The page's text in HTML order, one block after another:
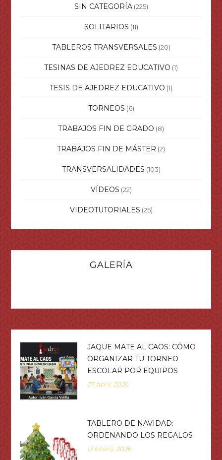
SIN CATEGORÍA(225)
SOLITARIOS (11)
TABLEROS TRANSVERSALES (20)
TESINAS DE AJEDREZ EDUCATIVO (1)
TESIS DE AJEDREZ EDUCATIVO (1)
TORNEOS (6)
TRABAJOS FIN DE GRADO (8)
TRABAJOS FIN DE MÁSTER (2)
TRANSVERSALIDADES (103)
VÍDEOS (22)
VIDEOTUTORIALES (25)
GALERÍA
JAQUE MATE AL CAOS: CÓMO
ORGANIZAR TU TORNEO
ESCOLAR POR EQUIPOS
27 abril, 2026
TABLERO DE NAVIDAD:
ORDENANDO LOS REGALOS
13 enero, 2026